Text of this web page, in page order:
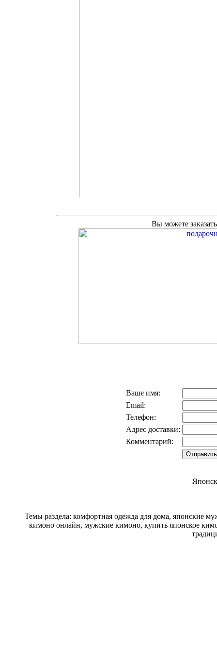
Вы можете
Ваше имя:
Email:
Телефон:
Адрес доставки:
Комментарий:
Темы раздела: комфортная одежда для дома, японские
кимоно онлайн, мужские кимоно, купить японское